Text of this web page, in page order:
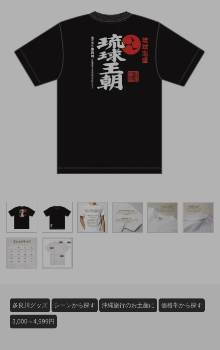
多良川グッズ シーンから探す 沖縄旅行のお土産に 価格帯から探す
3,000～4,999円